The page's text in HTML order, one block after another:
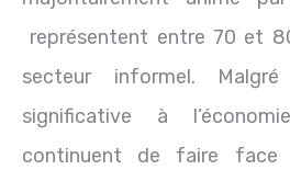
représentent entre 70 et
secteur informel.
significative à
continuent de faire face